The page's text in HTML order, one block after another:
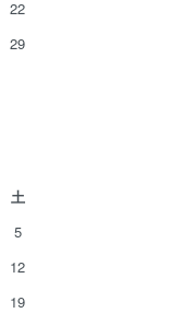
22
29
土
5
12
19